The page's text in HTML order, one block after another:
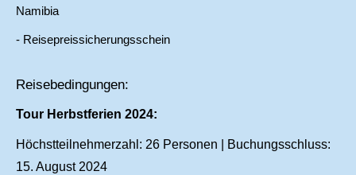
Namibia
- Reisepreissicherungsschein
Reisebedingungen:
Tour Herbstferien 2024:
Höchstteilnehmerzahl: 26 Personen | Buchungsschluss:
15. August 2024